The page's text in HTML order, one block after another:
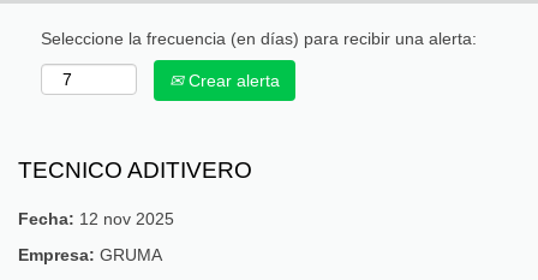
Seleccione la frecuencia (en días) para recibir una alerta:
Crear alerta
TECNICO ADITIVERO
Fecha: 12 nov 2025
Empresa: GRUMA